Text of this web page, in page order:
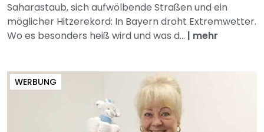
Saharastaub, sich aufwölbende Straßen und ein
möglicher Hitzerekord: In Bayern droht Extremwetter.
Wo es besonders heiß wird und was d... | mehr
WERBUNG